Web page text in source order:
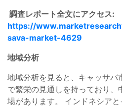
調査レポート全文にアクセス:
https://
sava-market-4629
地域分析
地域分析を見ると、キャッサバ
で繁栄の見通しを持っており
場があります。
インドネシア